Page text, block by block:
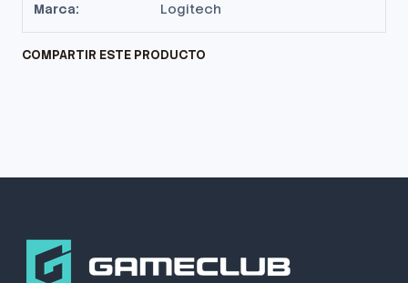
Marca: Logitech
COMPARTIR ESTE PRODUCTO